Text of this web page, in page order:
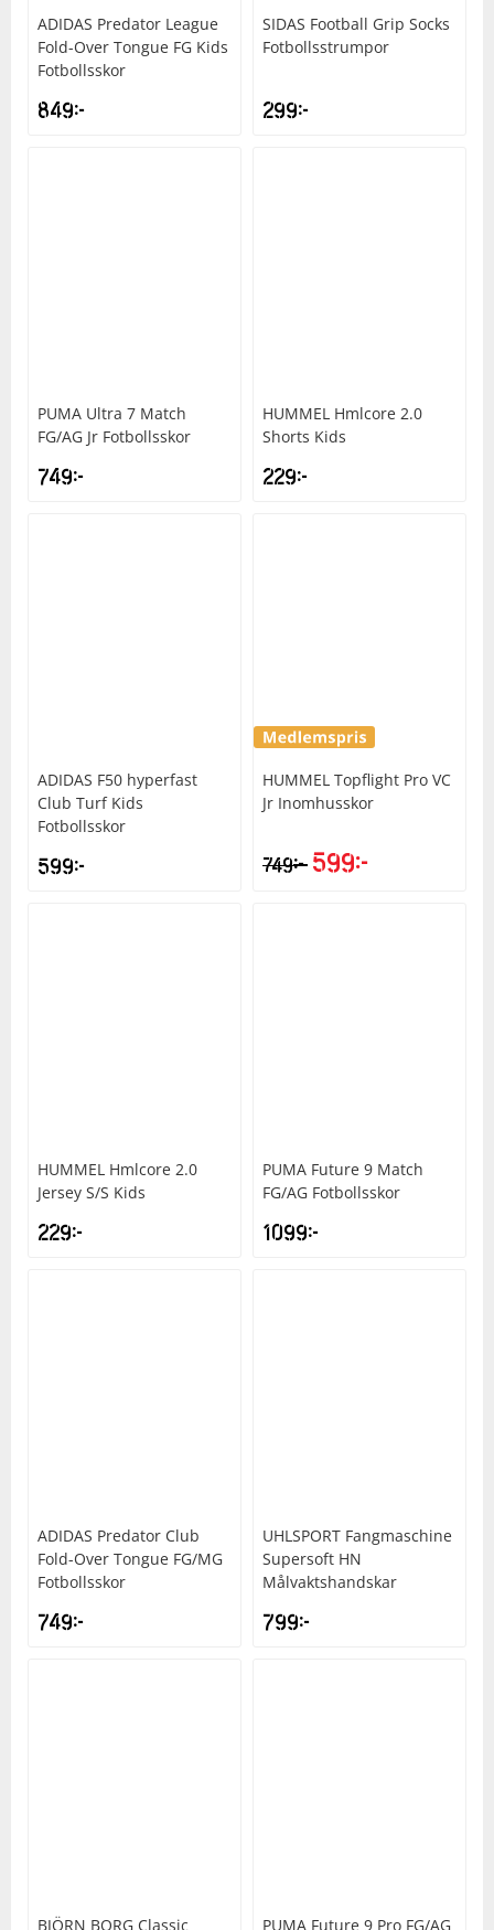
ADIDAS Predator League
Fold-Over Tongue FG Kids
Fotbollsskor
849kr
SIDAS Football Grip Socks
Fotbollsstrumpor
299kr
PUMA Ultra 7 Match
FG/AG Jr Fotbollsskor
749kr
HUMMEL Hmlcore 2.0
Shorts Kids
229kr
ADIDAS F50 hyperfast
Club Turf Kids
Fotbollsskor
599kr
HUMMEL Topflight Pro VC
Jr Inomhusskor
749kr 599kr
HUMMEL Hmlcore 2.0
Jersey S/S Kids
229kr
PUMA Future 9 Match
FG/AG Fotbollsskor
1099kr
ADIDAS Predator Club
Fold-Over Tongue FG/MG
Fotbollsskor
749kr
UHLSPORT Fangmaschine
Supersoft HN
Målvaktshandskar
799kr
BJÖRN BORG Classic PUMA Future 9 Pro FG/AG